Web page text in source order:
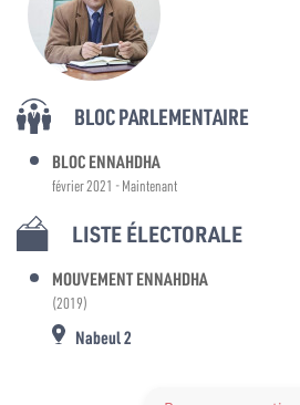
BLOC PARLEMENTAIRE
BLOC ENNAHDHA
février 2021 - Maintenant
LISTE ÉLECTORALE
MOUVEMENT ENNAHDHA
(2019)
Nabeul 2